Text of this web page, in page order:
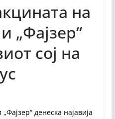
на
„Фајзер“
сој на
денеска најавија